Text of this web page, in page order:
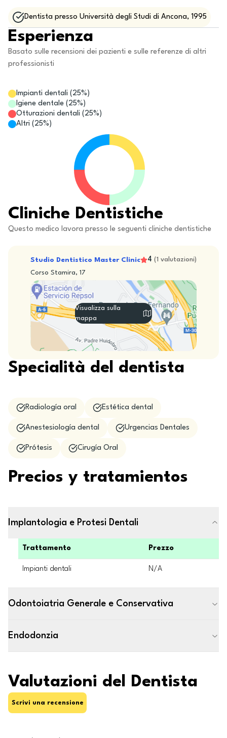
Dentista presso Università degli Studi di Ancona, 1995
Esperienza
Basato sulle recensioni dei pazienti e sulle referenze di altri
professionisti
Impianti dentali ( 25%)
Igiene dentale ( 25%)
Otturazioni dentali ( 25%)
Altri ( 25%)
Cliniche Dentistiche
Questo medico lavora presso le seguenti cliniche dentistiche
Studio Dentistico Master Clinic 4 (1 valutazioni)
Corso Stamira, 17
Visualizza sulla
mappa
Specialità del dentista
Radiología oral Estética dental
Anestesiología dental Urgencias Dentales
Prótesis Cirugía Oral
Precios y tratamientos
Implantologia e Protesi Dentali
Trattamento Prezzo
Impianti dentali N/A
Odontoiatria Generale e Conservativa
Endodonzia
Valutazioni del Dentista
Scrivi una recensione